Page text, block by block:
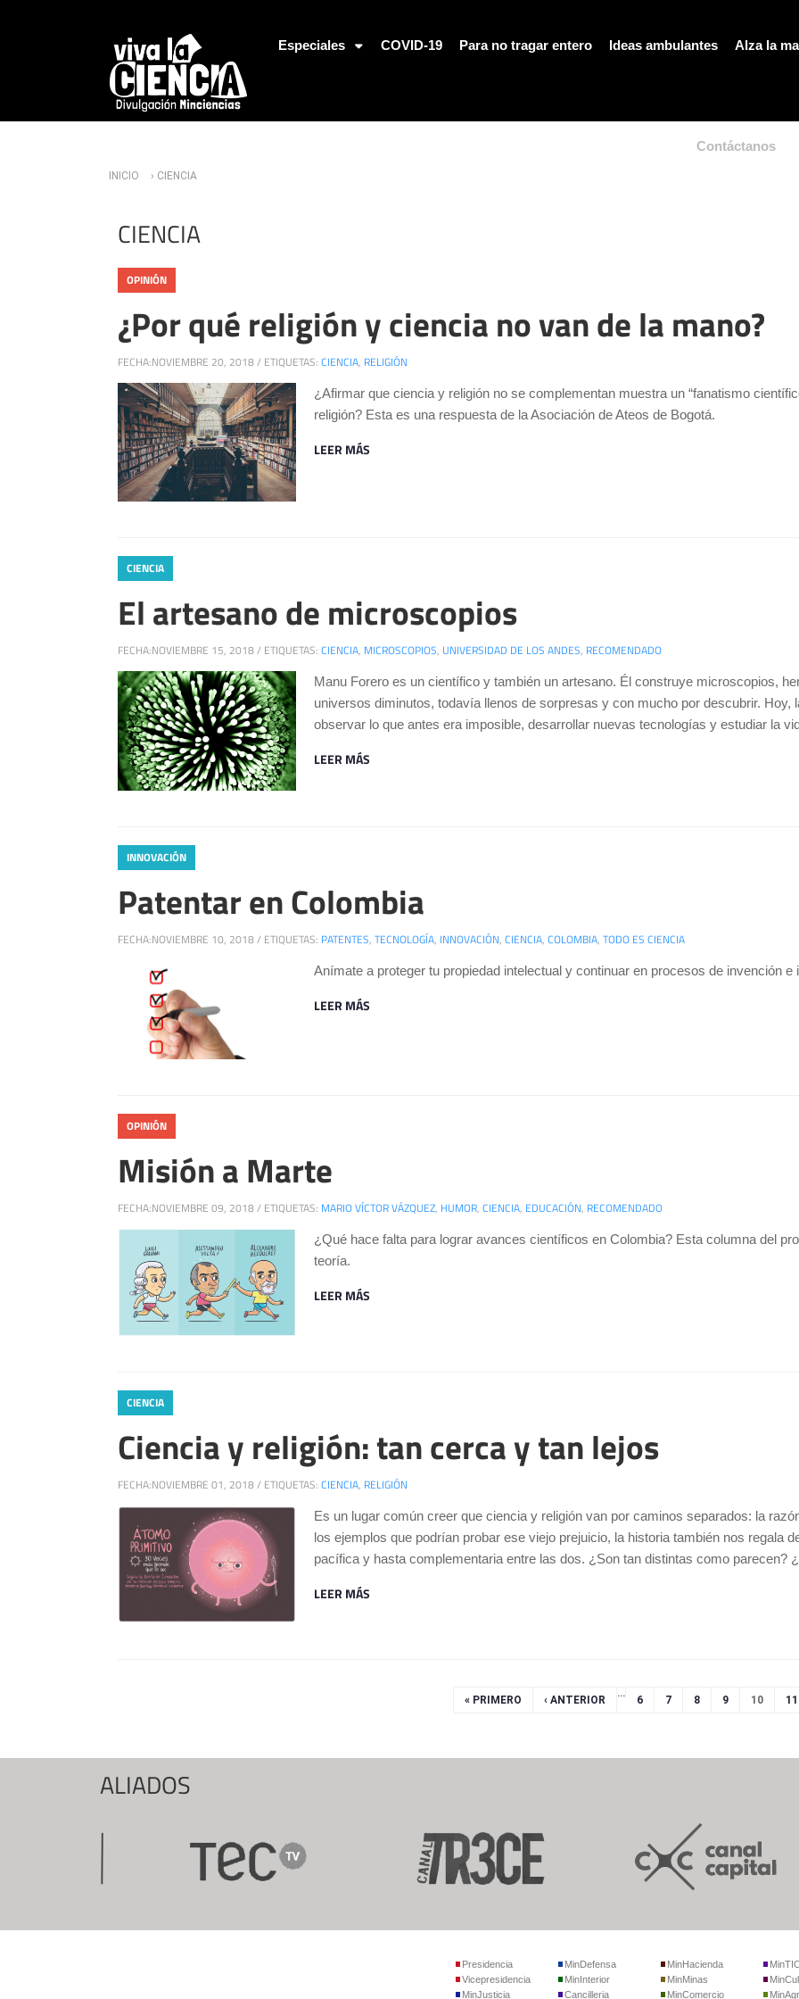
Especiales COVID-19 Para no tragar entero Ideas ambulantes Alza la
Contáctanos
Usted está aquí
INICIO › CIENCIA
CIENCIA
OPINIÓN
¿Por qué religión y ciencia no van de la mano?
FECHA:NOVIEMBRE 20, 2018/ ETIQUETAS: CIENCIA, RELIGIÓN
¿Afirmar que ciencia y religión no se complementan muestra un “fanatismo
religión? Esta es una respuesta de la Asociación de Ateos de Bogotá.
LEER MÁS
CIENCIA
El artesano de microscopios
FECHA:NOVIEMBRE 15, 2018/ ETIQUETAS: CIENCIA, MICROSCOPIOS, UNIVERSIDAD DE LOS ANDES, RECOMENDADO
Manu Forero es un científico y también un artesano. Él construye microscopios,
universos diminutos, todavía llenos de sorpresas y con mucho por descubrir. Hoy,
observar lo que antes era imposible, desarrollar nuevas tecnologías y estudiar la
LEER MÁS
INNOVACIÓN
Patentar en Colombia
FECHA:NOVIEMBRE 10, 2018/ ETIQUETAS: PATENTES, TECNOLOGÍA, INNOVACIÓN, CIENCIA, COLOMBIA, TODO ES CIENCIA
Anímate a proteger tu propiedad intelectual y continuar en procesos de invención e
LEER MÁS
OPINIÓN
Misión a Marte
FECHA:NOVIEMBRE 09, 2018/ ETIQUETAS: MARIO VÍCTOR VÁZQUEZ, HUMOR, CIENCIA, EDUCACIÓN, RECOMENDADO
¿Qué hace falta para lograr avances científicos en Colombia? Esta columna del
teoría.
LEER MÁS
CIENCIA
Ciencia y religión: tan cerca y tan lejos
FECHA:NOVIEMBRE 01, 2018/ ETIQUETAS: CIENCIA, RELIGIÓN
Es un lugar común creer que ciencia y religión van por caminos separados: la
los ejemplos que podrían probar ese viejo prejuicio, la historia también nos regala
pacífica y hasta complementaria entre las dos. ¿Son tan distintas como parecen?
LEER MÁS
« PRIMERO ‹ ANTERIOR
…
6 7 8 9 10 11
ALIADOS
Presidencia
Vicepresidencia
MinJusticia
MinDefensa
MinInterior
Cancilleria
MinHacienda
MinMinas
MinComercio